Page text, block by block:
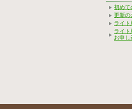
初めて
更新の
ライト
ライト
お申し